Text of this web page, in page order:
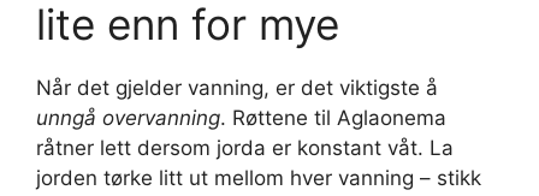
lite enn for mye
Når det gjelder vanning, er det viktigste å
unngå overvanning. Røttene til Aglaonema
råtner lett dersom jorda er konstant våt. La
jorden tørke litt ut mellom hver vanning – stikk